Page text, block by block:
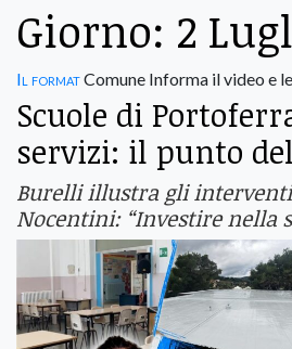
Giorno: 2
Il formatComune Informa il video e
Scuole di
servizi: il punto
Burelli illustra gli
Nocentini: “Investire nella